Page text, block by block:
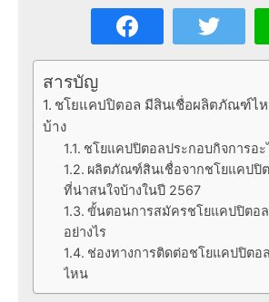
สารบัญ
ชโยแคปปิตอล มีสินเชื่อผลิตภัณฑ์ไ
บ้าง
ชโยแคปปิตอลประกอบกิจการอะ
ผลิตภัณฑ์สินเชื่อจากชโยแคป
ที่น่าสนใจบ้างในปี 2567
ขั้นตอนการสมัครชโยแคปปิตอล
อย่างไร
ช่องทางการติดต่อชโยแคปปิตอ
ไหน